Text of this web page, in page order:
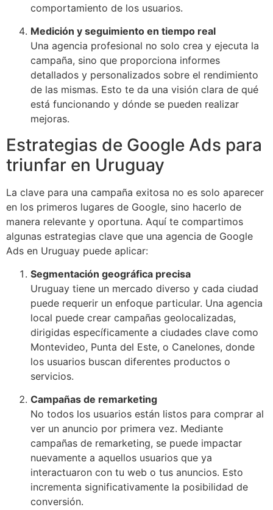
comportamiento de los usuarios.
Medición y seguimiento en tiempo real
Una agencia profesional no solo crea y ejecuta la
campaña, sino que proporciona informes
detallados y personalizados sobre el rendimiento
de las mismas. Esto te da una visión clara de qué
está funcionando y dónde se pueden realizar
mejoras.
Estrategias de Google Ads para
triunfar en Uruguay
La clave para una campaña exitosa no es solo aparecer
en los primeros lugares de Google, sino hacerlo de
manera relevante y oportuna. Aquí te compartimos
algunas estrategias clave que una agencia de Google
Ads en Uruguay puede aplicar:
Segmentación geográfica precisa
Uruguay tiene un mercado diverso y cada ciudad
puede requerir un enfoque particular. Una agencia
local puede crear campañas geolocalizadas,
dirigidas específicamente a ciudades clave como
Montevideo, Punta del Este, o Canelones, donde
los usuarios buscan diferentes productos o
servicios.
Campañas de remarketing
No todos los usuarios están listos para comprar al
ver un anuncio por primera vez. Mediante
campañas de remarketing, se puede impactar
nuevamente a aquellos usuarios que ya
interactuaron con tu web o tus anuncios. Esto
incrementa significativamente la posibilidad de
conversión.